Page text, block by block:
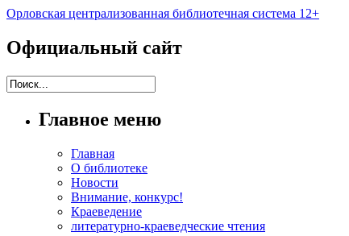
Орловская централизованная библиотечная система 12+
Официальный сайт
Главное меню
Главная
О библиотеке
Новости
Внимание, конкурс!
Краеведение
литературно-краеведческие чтения